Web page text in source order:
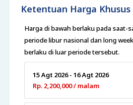
Ketentuan Harga Khusus
Harga di bawah berlaku pada saat-
periode libur nasional dan long
berlaku di luar periode tersebut.
15 Agt 2026 - 16 Agt 2026
Rp. 2,200,000 / malam